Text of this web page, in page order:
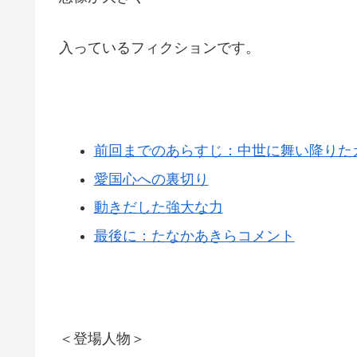
入っているフィクションです。
前回までのあらすじ：中世に舞い降り
愛国心への裏切り
動きだした強大な力
最後に：たなかあきらコメント
＜登場人物＞